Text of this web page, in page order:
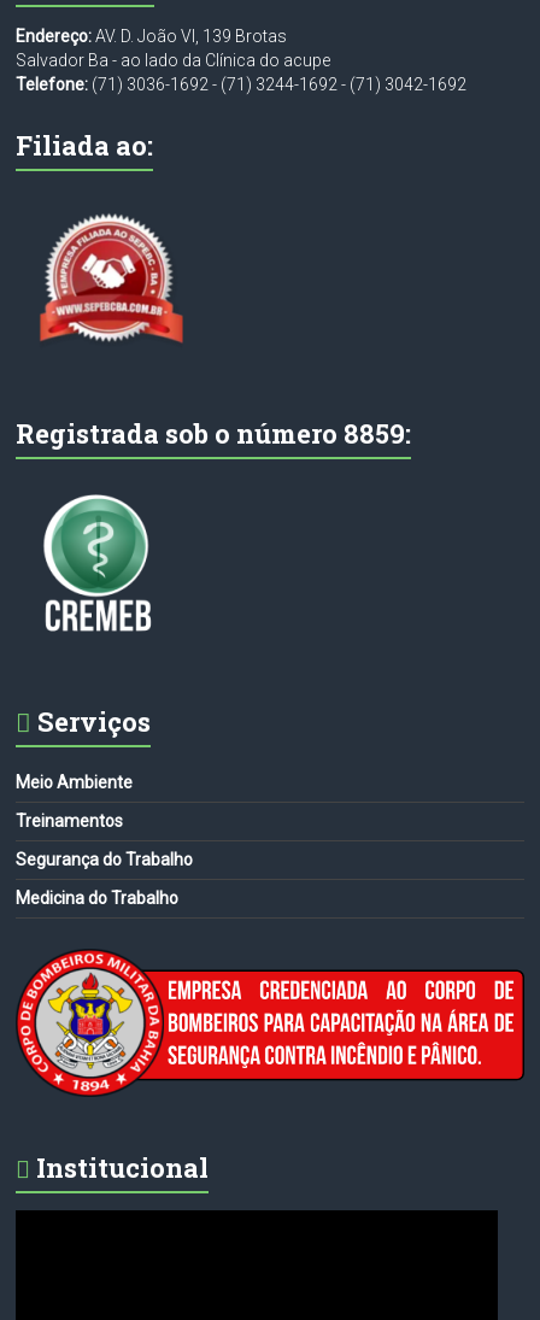
Endereço:AV. D. João VI, 139 Brotas
Salvador Ba - ao lado da Clínica do acupe
Telefone: (71) 3036-1692- (71) 3244-1692- (71) 3042-1692
Filiada ao:
Registrada sob o número 8859:
Serviços
Meio Ambiente
Treinamentos
Segurança do Trabalho
Medicina do Trabalho
Institucional